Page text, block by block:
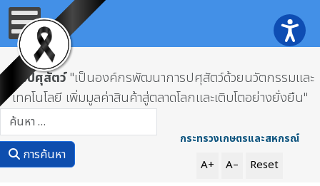
กรมปศุสัตว์"เป็นองค์กรพัฒนาการปศุสัตว์ด้วยนวัตกรรมและ
เทคโนโลยี เพิ่มมูลค่าสินค้าสู่ตลาดโลกและเติบโตอย่างยั่งยืน"
การค้นหา
กระทรวงเกษตรและสหกรณ์
A+ A– Reset